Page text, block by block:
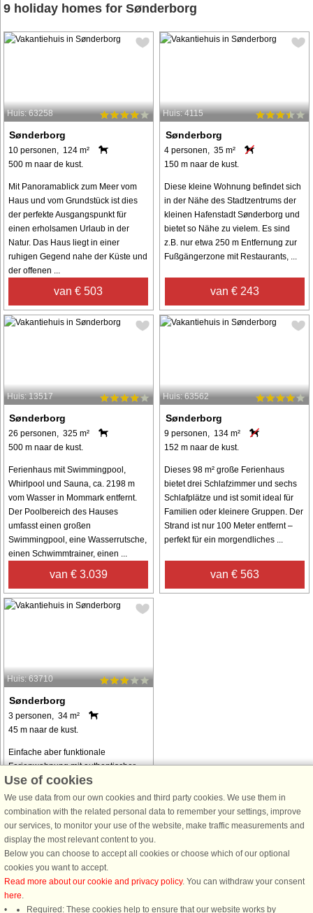
9 holiday homes for Sønderborg
Huis: 63258
Sønderborg
10 personen, 124 m²
500 m naar de kust.
Mit Panoramablick zum Meer vom
Haus und vom Grundstück ist dies
der perfekte Ausgangspunkt für
einen erholsamen Urlaub in der
Natur. Das Haus liegt in einer
ruhigen Gegend nahe der Küste und
der offenen ...
van € 503
Huis: 4115
Sønderborg
4 personen, 35 m²
150 m naar de kust.
Diese kleine Wohnung befindet sich
in der Nähe des Stadtzentrums der
kleinen Hafenstadt Sønderborg und
bietet so Nähe zu vielem. Es sind
z.B. nur etwa 250 m Entfernung zur
Fußgängerzone mit Restaurants, ...
van € 243
Huis: 13517
Sønderborg
26 personen, 325 m²
500 m naar de kust.
Ferienhaus mit Swimmingpool,
Whirlpool und Sauna, ca. 2198 m
vom Wasser in Mommark entfernt.
Der Poolbereich des Hauses
umfasst einen großen
Swimmingpool, eine Wasserrutsche,
einen Schwimmtrainer, einen ...
van € 3.039
Huis: 63562
Sønderborg
9 personen, 134 m²
152 m naar de kust.
Dieses 98 m² große Ferienhaus
bietet drei Schlafzimmer und sechs
Schlafplätze und ist somit ideal für
Familien oder kleinere Gruppen. Der
Strand ist nur 100 Meter entfernt –
perfekt für ein morgendliches ...
van € 563
Huis: 63710
Sønderborg
3 personen, 34 m²
45 m naar de kust.
Einfache aber funktionale
Ferienwohnung mit authentischer
Einrichtung. Absolut einzigartige
Lage in Strand- und Küstennähe mit
Blick auf die Flensburger Förde. Vom
Parkplatz zur Ferienwohnung sind
es einige ...
van € 230
Allevakantiewoningen in de omgeving
Use of cookies
We use data from our own cookies and third party cookies. We use them in
combination with the related personal data to remember your settings, improve
our services, to monitor your use of the website, make traffic measurements and
display the most relevant content to you.
Below you can choose to accept all cookies or choose which of our optional
cookies you want to accept.
Read more about our cookie and privacy policy. You can withdraw your consent
here.
Required: These cookies help to ensure that our website works by